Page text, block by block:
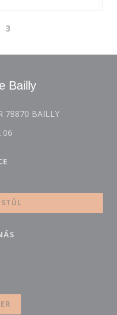
3
Bailly
78870 BAILLY((otevře se v
06
((otevře se v